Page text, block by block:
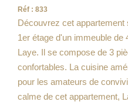
Réf : 833
Découvrez cet appartement
1er étage d'un immeuble de
Laye. Il se compose de 3
confortables. La cuisine
pour les amateurs de
calme de cet appartement,